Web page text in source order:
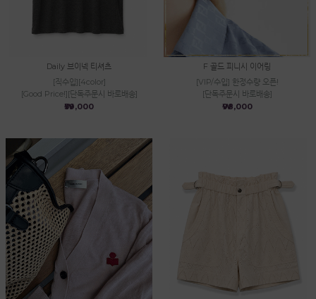
Daily 브이넥 티셔츠
[직수입][4color]
[Good Price!][단독주문시 바로배송]
₩39,000
F 골드 피니시 이어링
[VIP/수입] 한정수량 오픈!
[단독주문시 바로배송]
₩98,000